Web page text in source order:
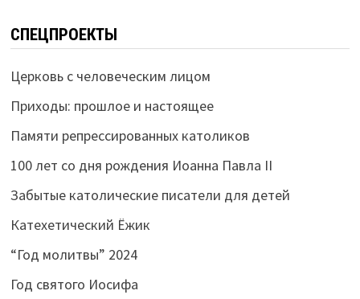
СПЕЦПРОЕКТЫ
Церковь с человеческим лицом
Приходы: прошлое и настоящее
Памяти репрессированных католиков
100 лет со дня рождения Иоанна Павла II
Забытые католические писатели для детей
Катехетический Ёжик
“Год молитвы” 2024
Год святого Иосифа